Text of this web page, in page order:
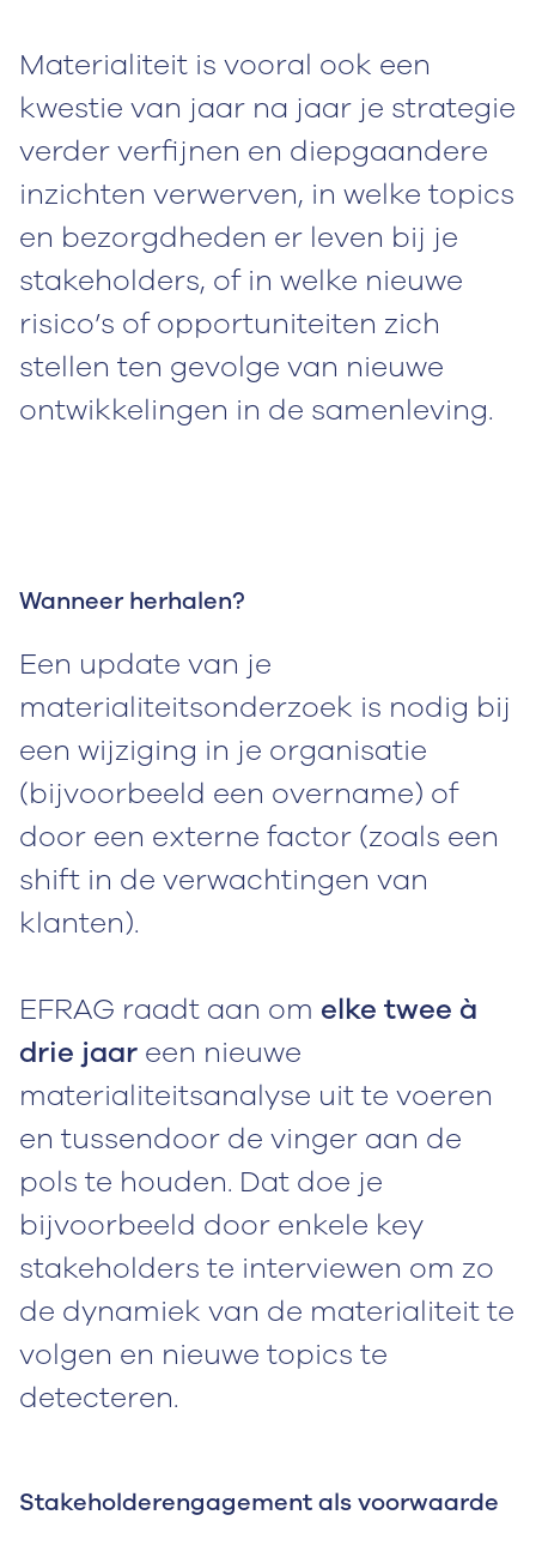
Materialiteit is vooral ook een
kwestie van jaar na jaar je strategie
verder verfijnen en diepgaandere
inzichten verwerven, in welke topics
en bezorgdheden er leven bij je
stakeholders, of in welke nieuwe
risico’s of opportuniteiten zich
stellen ten gevolge van nieuwe
ontwikkelingen in de samenleving.
Wanneer herhalen?
Een update van je
materialiteitsonderzoek is nodig bij
een wijziging in je organisatie
(bijvoorbeeld een overname) of
door een externe factor (zoals een
shift in de verwachtingen van
klanten).
EFRAG raadt aan om elke twee à
drie jaar een nieuwe
materialiteitsanalyse uit te voeren
en tussendoor de vinger aan de
pols te houden. Dat doe je
bijvoorbeeld door enkele key
stakeholders te interviewen om zo
de dynamiek van de materialiteit te
volgen en nieuwe topics te
detecteren.
Stakeholderengagement als voorwaarde